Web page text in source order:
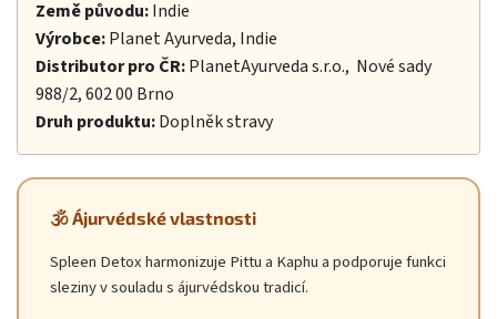
Země původu:Indie
Výrobce:Planet Ayurveda, Indie
Distributor pro ČR:PlanetAyurveda s.r.o., Nové sady
988/2, 602 00 Brno
Druh produktu:Doplněk stravy
🕉️ Ájurvédské vlastnosti
Spleen Detox harmonizuje Pittu a Kaphu a podporuje funkci
sleziny v souladu s ájurvédskou tradicí.